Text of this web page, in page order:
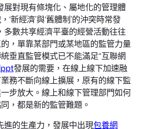
展對現有條塊化、屬地化的管理體
‘新經濟’與‘舊體制’的沖突時常發
多數共享經濟平臺的經營活動往往
，單靠某部門或某地區的監管力量
垂直監管模式已不能滿足“互聯網
發展的需要，在線上線下加速融
務不斷向線上擴展，原有的線下監
步放大。線上和線下管理部門如何
，都是新的監管難題。
進的生產力，發展中出現包養網